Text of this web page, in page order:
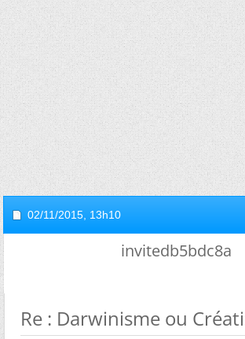
02/11/2015, 13h10
invitedb5bdc8a
Re : Darwinisme ou